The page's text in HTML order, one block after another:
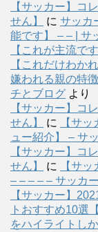
【サッカー】コ
せん】
に サッカ
能です】 – – | サ
【これが主流で
【これだけわか
嫌われる親の特
チとブログ より
【サッカー】コ
せん】
に
【サ
ュー紹介】 – サ
【サッカー】コ
せん】
に
【サ
– – – – – サッカ
【サッカー】
トおすすめ10選
をハイライトし